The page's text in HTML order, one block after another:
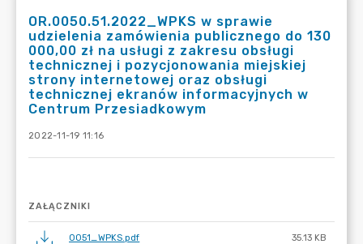
OR.0050.51.2022_WPKS w sprawie
udzielenia zamówienia publicznego do 130
000,00 zł na usługi z zakresu obsługi
technicznej i pozycjonowania miejskiej
strony internetowej oraz obsługi
technicznej ekranów informacyjnych w
Centrum Przesiadkowym
2022-11-19 11:16
ZAŁĄCZNIKI
0051_WPKS.pdf 35.13 KB